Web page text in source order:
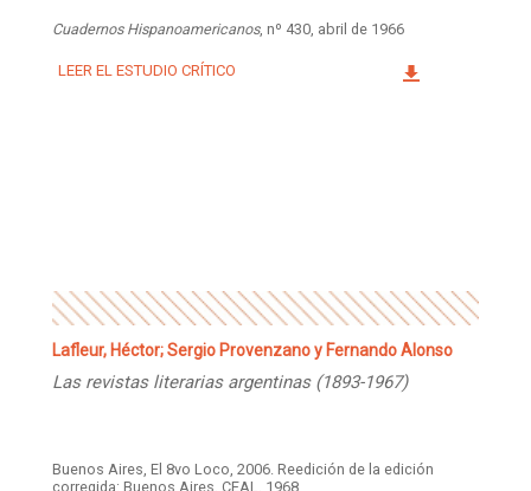
Cuadernos Hispanoamericanos, nº 430, abril de 1966
LEER EL ESTUDIO CRÍTICO
Lafleur, Héctor; Sergio Provenzano y Fernando Alonso
Las revistas literarias argentinas (1893-1967)
Buenos Aires, El 8vo Loco, 2006. Reedición de la edición
corregida: Buenos Aires, CEAL, 1968